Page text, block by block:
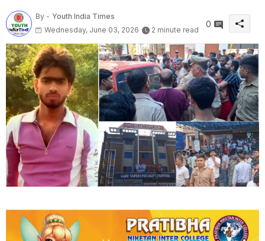
By - Youth India Times
Wednesday, June 03, 2026
2 minute read
0